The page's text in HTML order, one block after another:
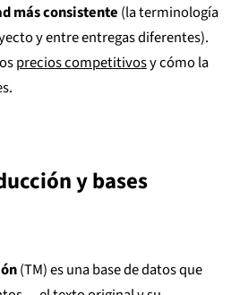
más consistente (la terminología
y entre entregas diferentes).
precios competitivosy cómo la
y bases
(TM) es una base de datos que